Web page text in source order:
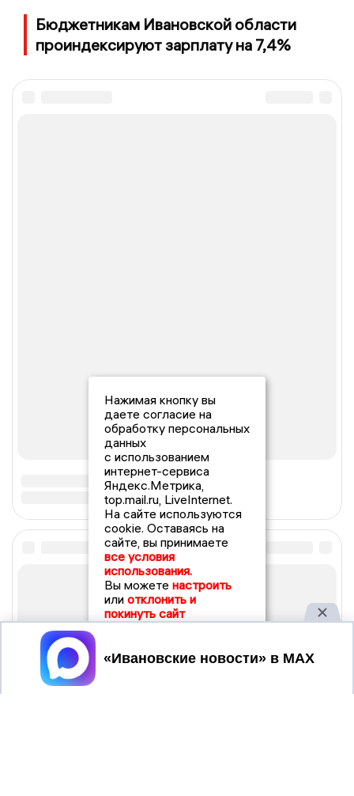
Бюджетникам Ивановской области
проиндексируют зарплату на 7,4%
Нажимая кнопку вы
даете согласие на
обработку персональных
данных
с использованием
интернет-сервиса
Яндекс.Метрика,
top.mail.ru, LiveInternet.
На сайте используются
cookie. Оставаясь на
сайте, вы принимаете
все условия
использования.
Вы можете настроить
или отклонить и
покинуть сайт
Принять